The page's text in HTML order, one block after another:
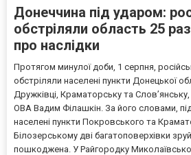
Донеччина під ударом:
обстріляли область 25
про наслідки
Протягом минулої доби, 1 серпня,
обстріляли населені пункти Донецької
Дружківці, Краматорську та
ОВА Вадим Філашкін. За його словами,
населені пункти Покровського та
Білозерському дві багатоповерхівки
пошкоджена. У Райгородку